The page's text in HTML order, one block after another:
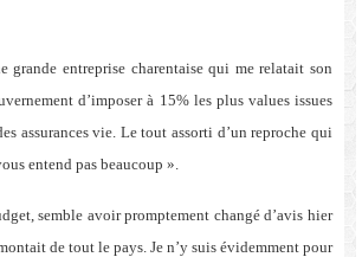
entreprise charentaise qui me relatait son
d’imposer à 15% les plus values issues
assurances vie. Le tout assorti d’un reproche qui
entend pas beaucoup ».
semble avoir promptement changé d’avis hier
de tout le pays. Je n’y suis évidemment pour